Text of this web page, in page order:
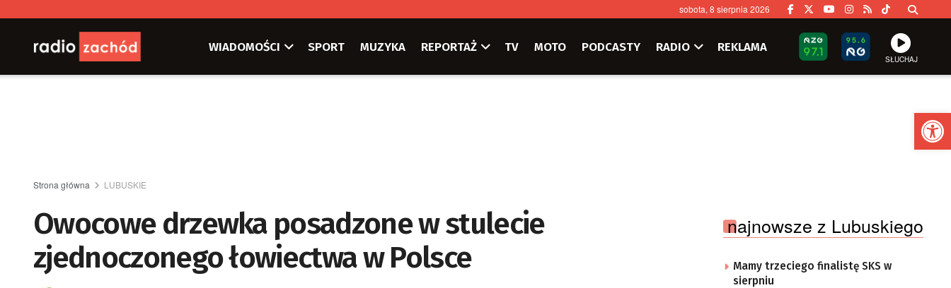
sobota, 8 sierpnia 2026
WIADOMOŚCI SPORT MUZYKA REPORTAŻ TV MOTO PODCASTY RADIO REKLAMA
SŁUCHAJ
Strona główna LUBUSKIE
Owocowe drzewka posadzone w stulecie
zjednoczonego łowiectwa w Polsce
najnowsze z Lubuskiego
Mamy trzeciego finalistę SKS w
sierpniu